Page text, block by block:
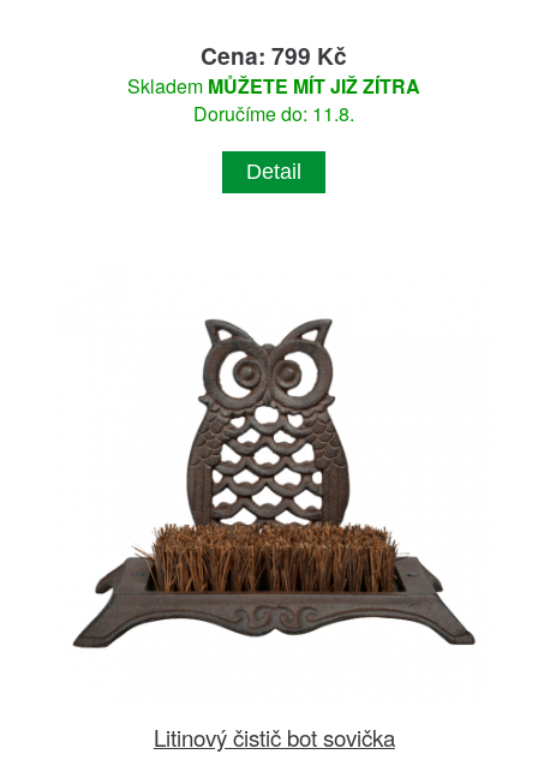
Cena: 799 Kč
Skladem MŮŽETE MÍT JIŽ ZÍTRA
Doručíme do: 11.8.
Detail
Litinový čistič bot sovička